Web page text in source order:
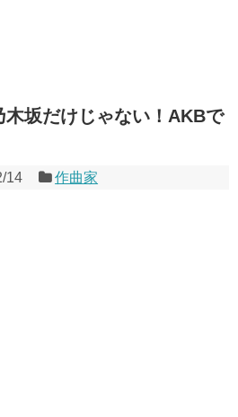
坂だけじゃない！AKBで
14 作曲家